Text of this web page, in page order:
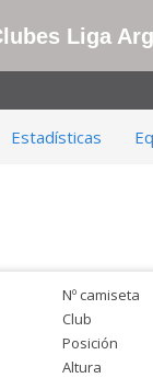
Liga
Estadísticas
Nº camiseta
Club
Posición
Altura